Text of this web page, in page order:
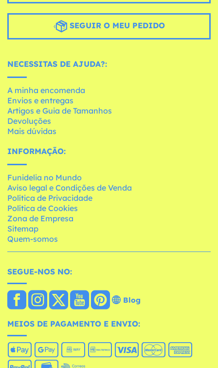
SEGUIR O MEU PEDIDO
NECESSITAS DE AJUDA?:
A minha encomenda
Envios e entregas
Artigos e Guia de Tamanhos
Devoluções
Mais dúvidas
INFORMAÇÃO:
Funidelia no Mundo
Aviso legal e Condições de Venda
Política de Privacidade
Política de Cookies
Zona de Empresa
Sitemap
Quem-somos
SEGUE-NOS NO:
Blog
MEIOS DE PAGAMENTO E ENVIO: